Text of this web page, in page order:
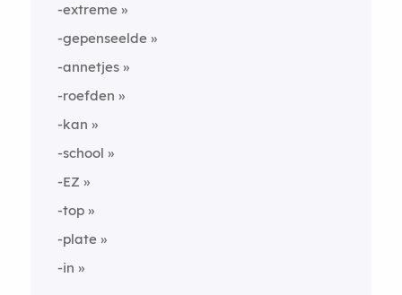
-extreme
-gepenseelde
-annetjes
-roefden
-kan
-school
-EZ
-top
-plate
-in